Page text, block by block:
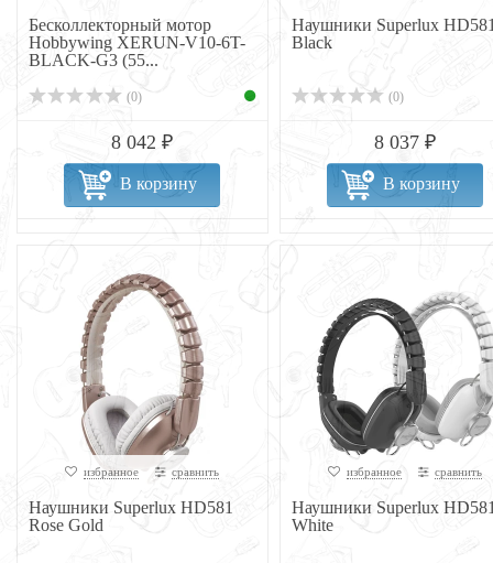
Бесколлекторный мотор
Hobbywing XERUN-V10-6T-
BLACK-G3 (55...
(0)
8 042 ₽
В корзину
Наушники Superlux
Black
(0)
8 037 ₽
В корзину
избранное сравнить
Наушники Superlux HD581
Rose Gold
избранное сравнить
Наушники Superlux
White